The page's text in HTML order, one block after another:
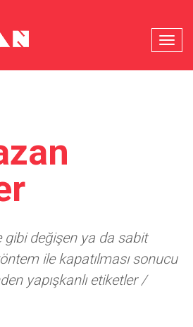
MENU
gibi değişen ya da sabit
ile kapatılması sonucu
yapışkanlı etiketler /